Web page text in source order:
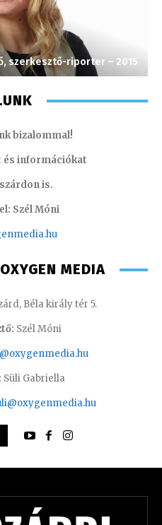
szerkesztő-riporter – 2015
bizalommal!
és információkat
is.
Szél Móni
MEDIA
Béla király tér 5.
Szél Móni
Süli Gabriella